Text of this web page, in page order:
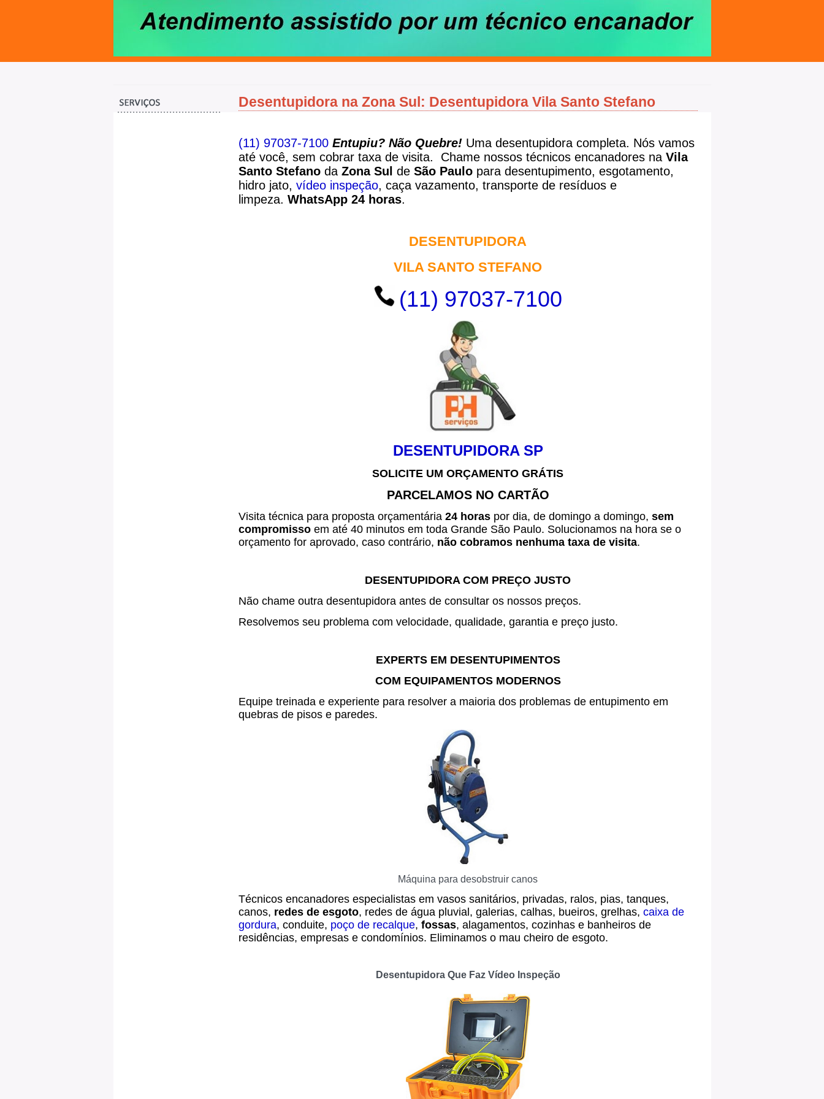
Desentupidora na Zona Sul: Desentupidora Vila Santo Stefano
(11) 97037-7100Entupiu? Não Quebre! Uma desentupidora completa. Nós vamos
até você, sem cobrar taxa de visita. Chame nossos técnicos encanadores na Vila
Santo Stefano da Zona Sul de São Paulopara desentupimento, esgotamento,
hidro jato, vídeo inspeção, caça vazamento, transporte de resíduos e
limpeza. WhatsApp 24 horas.
DESENTUPIDORA
VILA SANTO STEFANO
(11) 97037-7100
DESENTUPIDORA SP
SOLICITE UM ORÇAMENTO GRÁTIS
PARCELAMOS NO CARTÃO
Visita técnica para proposta orçamentária 24 horaspor dia, de domingo a domingo, sem
compromissoem até 40 minutos em toda Grande São Paulo. Solucionamos na hora se o
orçamento for aprovado, caso contrário, não cobramos nenhuma taxa de visita.
DESENTUPIDORA COM PREÇO JUSTO
Não chame outra desentupidora antes de consultar os nossos preços.
Resolvemos seu problema com velocidade, qualidade, garantia e preço justo.
EXPERTS EM DESENTUPIMENTOS
COM EQUIPAMENTOS MODERNOS
Equipe treinada e experiente para resolver a maioria dos problemas de entupimento em
quebras de pisos e paredes.
Máquina para desobstruir canos
Técnicos encanadores especialistas em vasos sanitários, privadas, ralos, pias, tanques,
canos, redes de esgoto, redes de água pluvial, galerias, calhas, bueiros, grelhas, caixa de
gordura, conduite, poço de recalque, fossas, alagamentos, cozinhas e banheiros de
residências, empresas e condomínios. Eliminamos o mau cheiro de esgoto.
Desentupidora Que Faz Vídeo Inspeção